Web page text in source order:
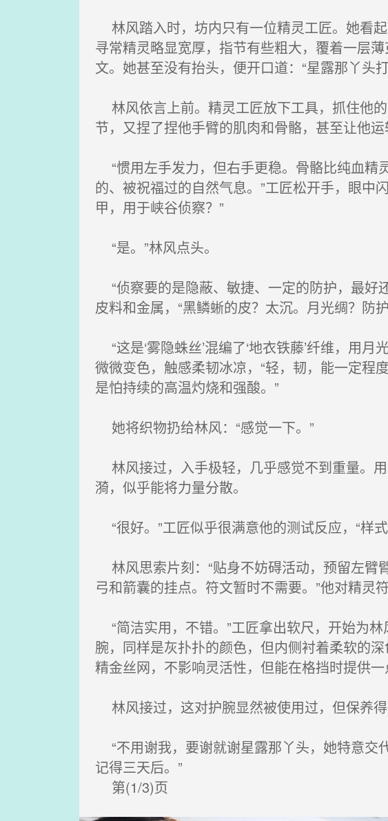
林风踏入时，坊内只有一位精灵工匠。她看
寻常精灵略显宽厚，指节有些粗大，覆着一层
文。她甚至没有抬头，便开口道：“星露那丫头
林风依言上前。精灵工匠放下工具，抓住他
节，又捏了捏他手臂的肌肉和骨骼，甚至让他运
“惯用左手发力，但右手更稳。骨骼比纯血
的、被祝福过的自然气息。”工匠松开手，眼中
甲，用于峡谷侦察？”
“是。”林风点头。
“侦察要的是隐蔽、敏捷、一定的防护，最好
皮料和金属，“黑鳞蜥的皮？太沉。月光绸？
“这是‘雾隐蛛丝’混编了‘地衣铁藤’纤维，用
微微变色，触感柔韧冰凉，“轻，韧，能一定程
是怕持续的高温灼烧和强酸。”
她将织物扔给林风：“感觉一下。”
林风接过，入手极轻，几乎感觉不到重量。
漪，似乎能将力量分散。
“很好。”工匠似乎很满意他的测试反应，“样
林风思索片刻：“贴身不妨碍活动，预留左臂
弓和箭囊的挂点。符文暂时不需要。”他对精灵
“简洁实用，不错。”工匠拿出软尺，开始为
腕，同样是灰扑扑的颜色，但内侧衬着柔软的
精金丝网，不影响灵活性，但能在格挡时提供
林风接过，这对护腕显然被使用过，但保养得
“不用谢我，要谢就谢星露那丫头，她特意交
记得三天后。”
第(1/3)页